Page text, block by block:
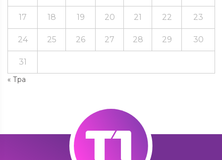
« Тра
17 18 19 20 21 22 23
24 25 26 27 28 29 30
31